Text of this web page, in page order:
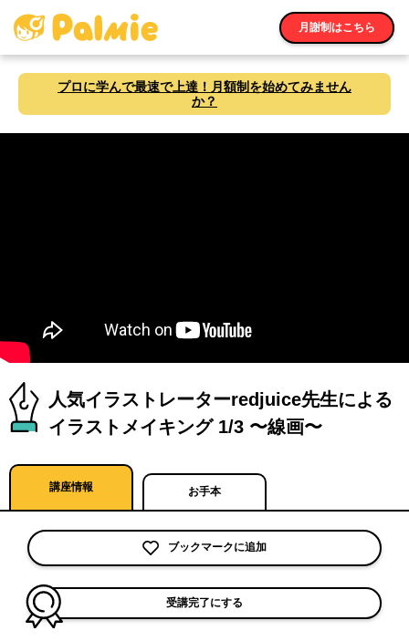
月謝制はこちら
プロに学んで最速で上達！月額制を始めてみません
か？
人気イラストレーターredjuice先生による
イラストメイキング 1/3 〜線画〜
講座情報 お手本
ブックマークに追加
受講完了にする